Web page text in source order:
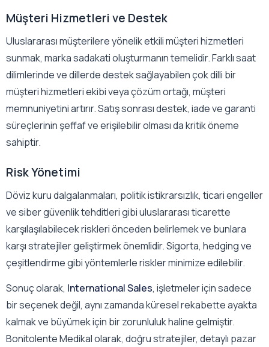
Müşteri Hizmetleri ve Destek
Uluslararası müşterilere yönelik etkili müşteri hizmetleri
sunmak, marka sadakati oluşturmanın temelidir. Farklı saat
dilimlerinde ve dillerde destek sağlayabilen çok dilli bir
müşteri hizmetleri ekibi veya çözüm ortağı, müşteri
memnuniyetini artırır. Satış sonrası destek, iade ve garanti
süreçlerinin şeffaf ve erişilebilir olması da kritik öneme
sahiptir.
Risk Yönetimi
Döviz kuru dalgalanmaları, politik istikrarsızlık, ticari engeller
ve siber güvenlik tehditleri gibi uluslararası ticarette
karşılaşılabilecek riskleri önceden belirlemek ve bunlara
karşı stratejiler geliştirmek önemlidir. Sigorta, hedging ve
çeşitlendirme gibi yöntemlerle riskler minimize edilebilir.
Sonuç olarak, International Sales, işletmeler için sadece
bir seçenek değil, aynı zamanda küresel rekabette ayakta
kalmak ve büyümek için bir zorunluluk haline gelmiştir.
Bonitolente Medikal olarak, doğru stratejiler, detaylı pazar